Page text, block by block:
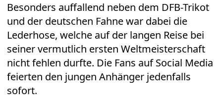
Besonders auffallend neben dem DFB-Trikot
und der deutschen Fahne war dabei die
Lederhose, welche auf der langen Reise bei
seiner vermutlich ersten Weltmeisterschaft
nicht fehlen durfte. Die Fans auf Social Media
feierten den jungen Anhänger jedenfalls
sofort.